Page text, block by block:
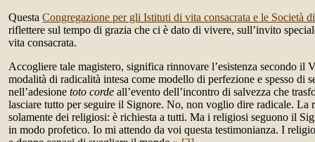
Questa Congregazione per gli Istituti di vita consacrata e le Società
riflettere sul tempo di grazia che ci è dato di vivere, sull’invito
vita consacrata.
Accogliere tale magistero, significa rinnovare l’esistenza secondo il
modalità di radicalità intesa come modello di perfezione e spesso di
nell’adesione toto corde all’evento dell’incontro di salvezza che
lasciare tutto per seguire il Signore. No, non voglio dire radicale. La
solamente dei religiosi: è richiesta a tutti. Ma i religiosi seguono il
in modo profetico. Io mi attendo da voi questa testimonianza. I